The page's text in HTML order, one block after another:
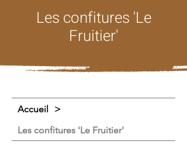
Les confitures 'Le
Fruitier'
Accueil
>
Les confitures 'Le Fruitier'